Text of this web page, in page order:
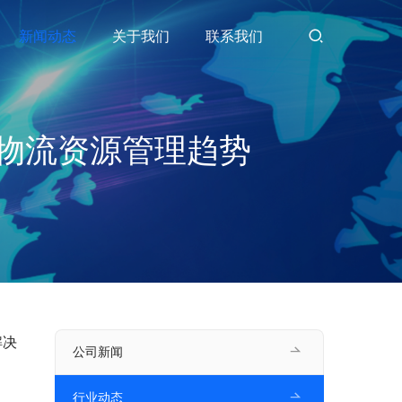
新闻动态 关于我们 联系我们
流资源管理趋势
公司新闻
行业动态